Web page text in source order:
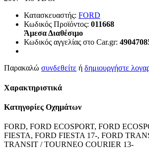
Κατασκευαστής: FORD
Κωδικός Προϊόντος: 011668
Άμεσα Διαθέσιμο
Κωδικός αγγελίας στο Car.gr:
Παρακαλώ συνδεθείτε ή δημιουργήστε
Χαρακτηριστικά
Κατηγορίες Οχημάτων
FORD, FORD ECOSPORT, FORD
FIESTA, FORD FIESTA 17-, FORD
TRANSIT / TOURNEO COURIER 13-